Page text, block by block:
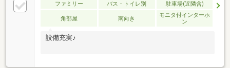
ファミリー バス・トイレ別 駐車場(近隣含)
角部屋 南向き
モニタ付インターホ
ン
設備充実♪